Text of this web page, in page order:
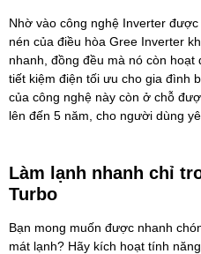
Nhờ vào công nghệ Inverter
nén của điều hòa Gree Inverter
nhanh, đồng đều mà nó còn hoạt
tiết kiệm điện tối ưu cho gia đình
của công nghệ này còn ở chỗ
lên đến 5 năm, cho người dùng
Làm lạnh nhanh chỉ
Turbo
Bạn mong muốn được nhanh
mát lạnh? Hãy kích hoạt tính